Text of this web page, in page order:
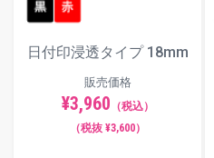
日付印浸透タイプ 18mm
販売価格
¥3,960 （税込）
（税抜 ¥3,600）